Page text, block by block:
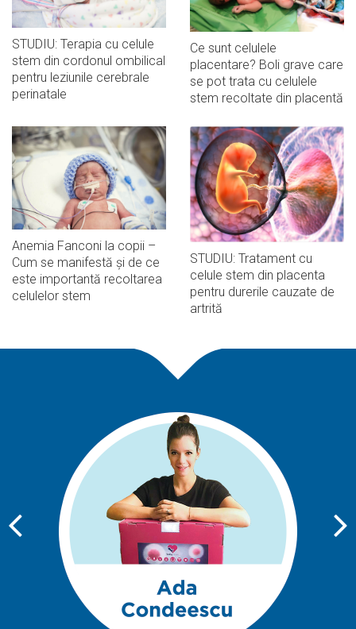
STUDIU: Terapia cu celule
stem din cordonul ombilical
pentru leziunile cerebrale
perinatale
Ce sunt celulele
placentare? Boli grave care
se pot trata cu celulele
stem recoltate din placentă
Anemia Fanconi la copii –
Cum se manifestă și de ce
este importantă recoltarea
celulelor stem
STUDIU: Tratament cu
celule stem din placenta
pentru durerile cauzate de
artrită